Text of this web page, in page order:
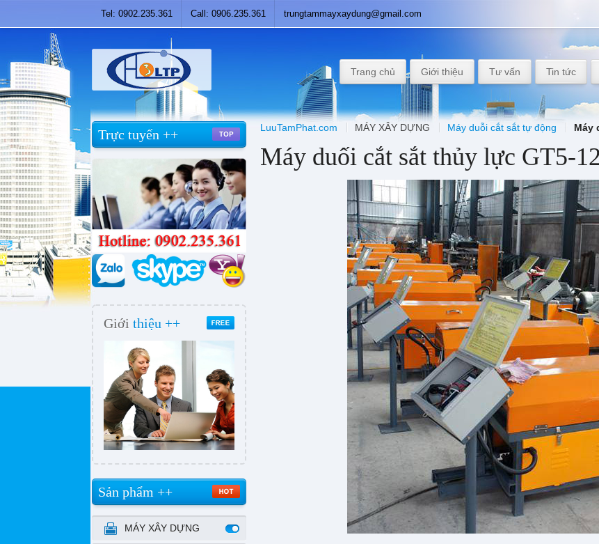
Tel: 0902.235.361 Call: 0906.235.361 trungtammayxaydung@gmail.com
Trang chủ Giới thiệu Tư vấn Tin tức
LuuTamPhat.com MÁY XÂY DỰNG Máy duỗi cắt sắt tự động Máy
Máy duối cắt sắt thủy lực GT5-12
Trực tuyến ++
Giới thiệu ++
Sản phẩm ++
MÁY XÂY DỰNG